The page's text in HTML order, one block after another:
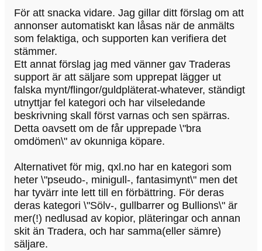
För att snacka vidare. Jag gillar ditt förslag om att
annonser automatiskt kan låsas när de anmälts
som felaktiga, och supporten kan verifiera det
stämmer.
Ett annat förslag jag med vänner gav Traderas
support är att säljare som upprepat lägger ut
falska mynt/flingor/guldpläterat-whatever, ständigt
utnyttjar fel kategori och har vilseledande
beskrivning skall först varnas och sen spärras.
Detta oavsett om de får upprepade \"bra
omdömen\" av okunniga köpare.
Alternativet för mig, qxl.no har en kategori som
heter \"pseudo-, minigull-, fantasimynt\" men det
har tyvärr inte lett till en förbättring. För deras
deras kategori \"Sölv-, gullbarrer og Bullions\" är
mer(!) nedlusad av kopior, pläteringar och annan
skit än Tradera, och har samma(eller sämre)
säljare.